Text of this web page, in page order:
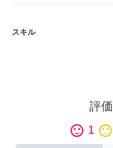
スキル
評価
sentiment_satisfied 1 sentiment_neutral